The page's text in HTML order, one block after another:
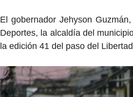
El gobernador Jehyson
Deportes, la alcaldía del
la edición 41 del paso del